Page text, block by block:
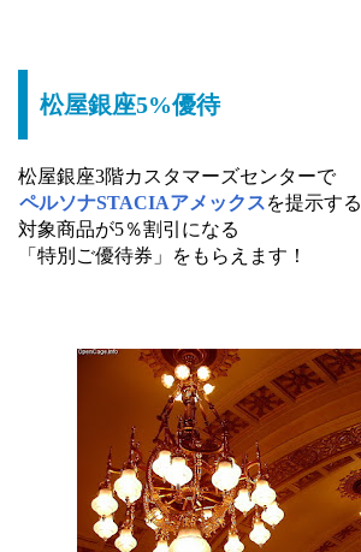
松屋銀座5%優待
松屋銀座3階カスタマーズセンターで
ペルソナSTACIAアメックスを提示する
対象商品が5％割引になる
「特別ご優待券」をもらえます！